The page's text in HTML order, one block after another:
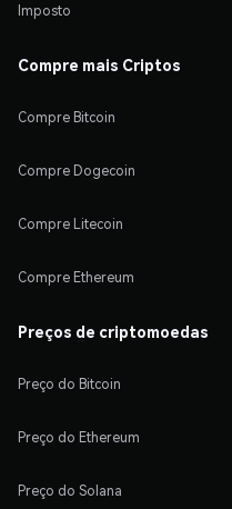
Imposto
Compre mais Criptos
Compre Bitcoin
Compre Dogecoin
Compre Litecoin
Compre Ethereum
Preços de criptomoedas
Preço do Bitcoin
Preço do Ethereum
Preço do Solana